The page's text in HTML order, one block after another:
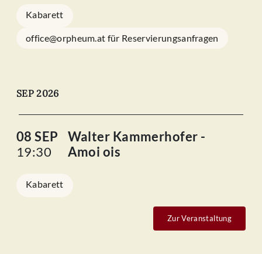
Kabarett
office@orpheum.at für Reservierungsanfragen
SEP 2026
08 SEP
19:30
Walter Kammerhofer -
Amoi ois
Kabarett
Zur Veranstaltung